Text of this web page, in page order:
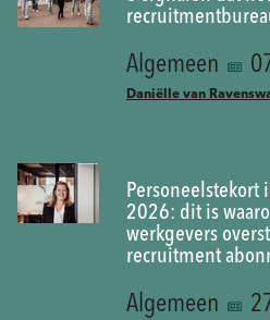
Algemeen
Daniëlle van
2026: dit is
werkgevers
recruitment
Algemeen